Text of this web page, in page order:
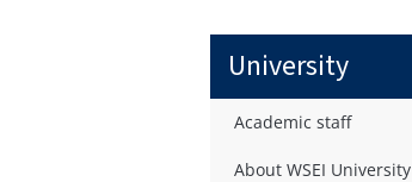
University
Academic staff
About WSEI University